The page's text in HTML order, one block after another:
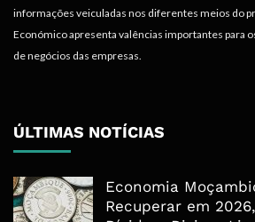
informações veiculadas nos diferentes meios do
Económico apresenta valências importantes para
de negócios das empresas.
ÚLTIMAS NOTÍCIAS
Economia
Recuperar em